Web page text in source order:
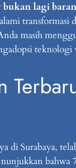
lagi
masih
Surabaya,